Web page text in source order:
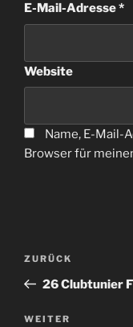
E-Mail-Adresse*
Website
Name, E-Mail-
Browser für
Vorheriger
Beitrag
ZURÜCK
26 Clubtunier
Nächster
WEITER